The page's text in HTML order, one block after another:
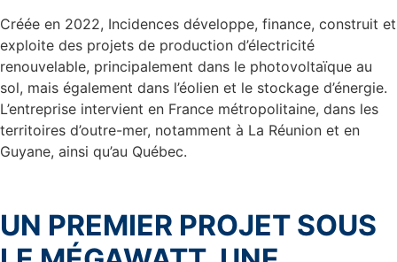
Créée en 2022, Incidences développe, finance, construit et
exploite des projets de production d’électricité
renouvelable, principalement dans le photovoltaïque au
sol, mais également dans l’éolien et le stockage d’énergie.
L’entreprise intervient en France métropolitaine, dans les
territoires d’outre-mer, notamment à La Réunion et en
Guyane, ainsi qu’au Québec.
UN PREMIER PROJET SOUS